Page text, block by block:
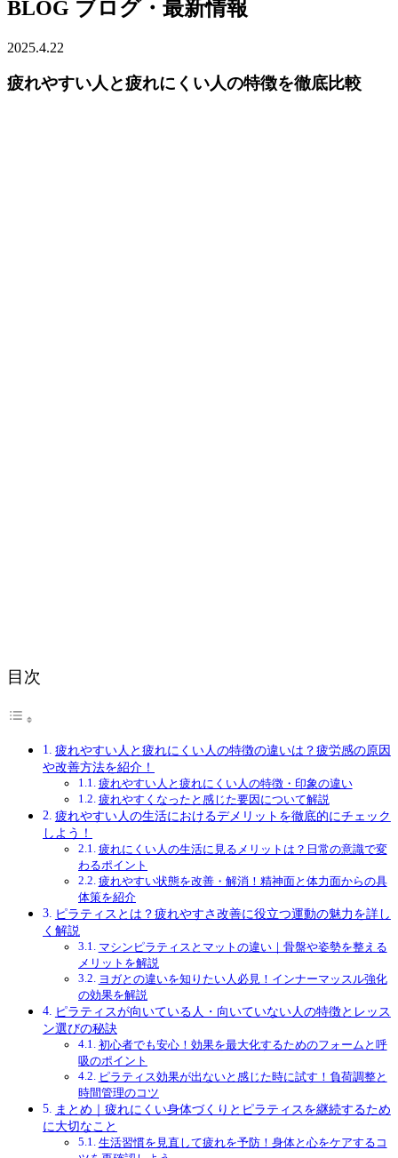
BLOG ブログ・最新情報
2025.4.22
疲れやすい人と疲れにくい人の特徴を徹底比較
目次
疲れやすい人と疲れにくい人の特徴の違いは？疲労感の原因
や改善方法を紹介！
疲れやすい人と疲れにくい人の特徴・印象の違い
疲れやすくなったと感じた要因について解説
疲れやすい人の生活におけるデメリットを徹底的にチェック
しよう！
疲れにくい人の生活に見るメリットは？日常の意識で変
わるポイント
疲れやすい状態を改善・解消！精神面と体力面からの具
体策を紹介
ピラティスとは？疲れやすさ改善に役立つ運動の魅力を詳し
く解説
マシンピラティスとマットの違い｜骨盤や姿勢を整える
メリットを解説
ヨガとの違いを知りたい人必見！インナーマッスル強化
の効果を解説
ピラティスが向いている人・向いていない人の特徴とレッス
ン選びの秘訣
初心者でも安心！効果を最大化するためのフォームと呼
吸のポイント
ピラティス効果が出ないと感じた時に試す！負荷調整と
時間管理のコツ
まとめ｜疲れにくい身体づくりとピラティスを継続するため
に大切なこと
生活習慣を見直して疲れを予防！身体と心をケアするコ